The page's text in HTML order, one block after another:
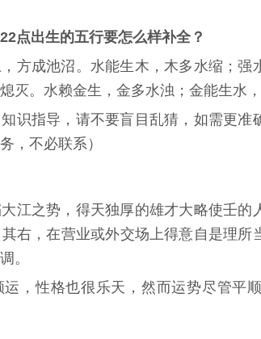
点出生的五行要怎么样补全？
方成池沼。水能生木，木多水缩；强
灭。水赖金生，金多水浊；金能生水，
识指导，请不要盲目乱猜，如需更准
，不必联系）
江之势，得天独厚的雄才大略使壬的
右，在营业或外交场上得意自是理所
。
，性格也很乐天，然而运势尽管平